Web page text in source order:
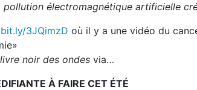
pollution électromagnétique artificielle
3JQimzD où il y a une vidéo du
noir des ondes via…
À FAIRE CET ÉTÉ